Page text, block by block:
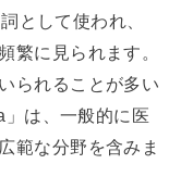
として使われ、
繁に見られます。
られることが多い
は、一般的に医
範な分野を含みま